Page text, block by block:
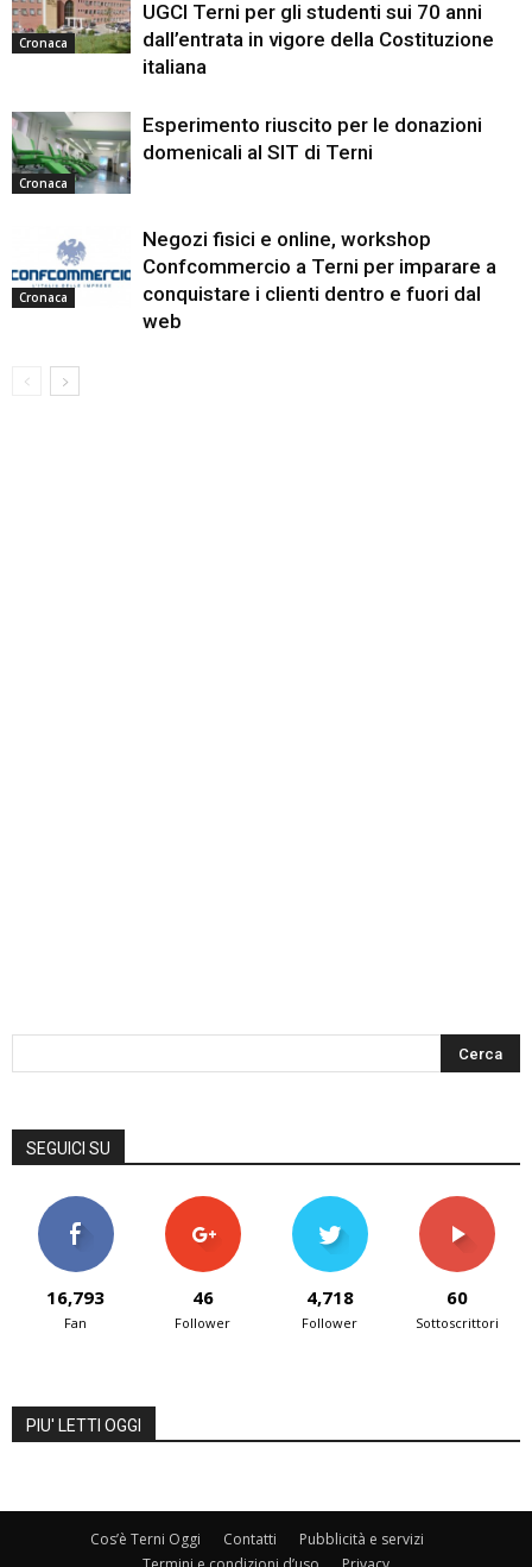
Cronaca
UGCI Terni per gli studenti sui 70 anni
dall’entrata in vigore della Costituzione
italiana
Cronaca
Esperimento riuscito per le donazioni
domenicali al SIT di Terni
Cronaca
Negozi fisici e online, workshop
Confcommercio a Terni per imparare a
conquistare i clienti dentro e fuori dal
web
SEGUICI SU
16,793
Fan
46
Follower
4,718
Follower
60
Sottoscrittori
PIU' LETTI OGGI
Cos’è Terni Oggi Contatti
Pubblicità e servizi